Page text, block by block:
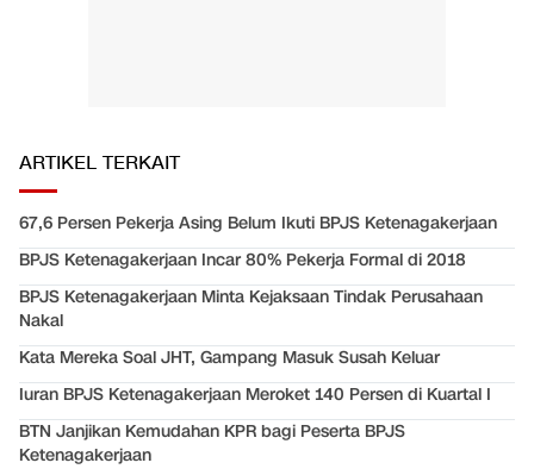
ARTIKEL TERKAIT
67,6 Persen Pekerja Asing Belum Ikuti BPJS Ketenagakerjaan
BPJS Ketenagakerjaan Incar 80% Pekerja Formal di 2018
BPJS Ketenagakerjaan Minta Kejaksaan Tindak Perusahaan
Nakal
Kata Mereka Soal JHT, Gampang Masuk Susah Keluar
Iuran BPJS Ketenagakerjaan Meroket 140 Persen di Kuartal I
BTN Janjikan Kemudahan KPR bagi Peserta BPJS
Ketenagakerjaan